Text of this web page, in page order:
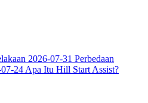
2026-07-31 Perbedaan
24 Apa Itu Hill Start Assist?